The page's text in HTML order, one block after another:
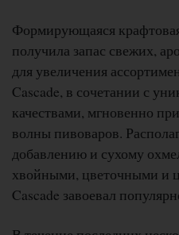
Формирующаяся
получила запас свежих,
для увеличения
Cascade, в сочетании с
качествами, мгновенно
волны пивоваров.
добавлению и сухому
хвойными, цветочными и
Cascade завоевал